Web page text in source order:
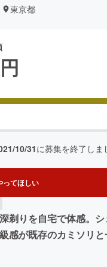
東京都
円
10/31に募集を終了しま
ってほしい
りを自宅で体感。
が既存のカミソリ